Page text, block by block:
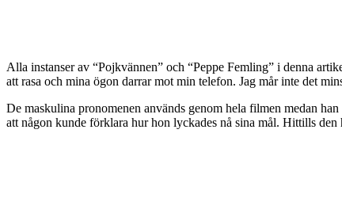
Alla instanser av “Pojkvännen” och “Peppe Femling” i denna
att rasa och mina ögon darrar mot min telefon. Jag mår inte det
De maskulina pronomenen används genom hela filmen medan
att någon kunde förklara hur hon lyckades nå sina mål. Hittills den